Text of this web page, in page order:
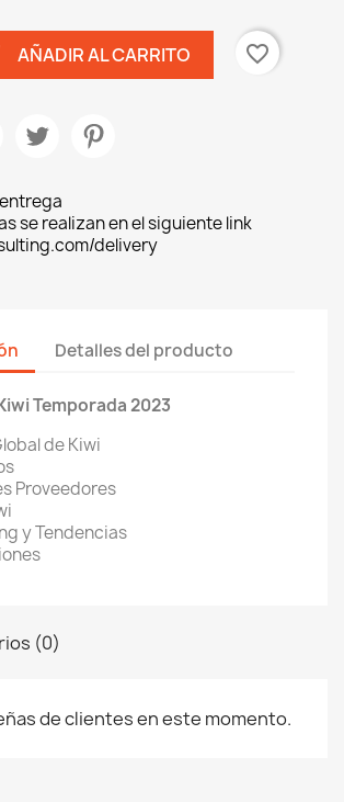
AÑADIR AL CARRITO favorite_border
se realizan en el siguiente link
delivery
Detalles del producto
Temporada 2023
de Kiwi
Proveedores
y Tendencias
(0)
de clientes en este momento.